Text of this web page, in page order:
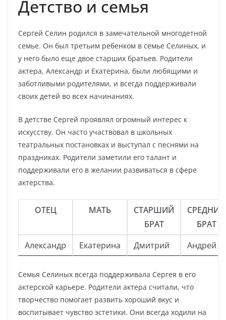
Детство и семья
Сергей Селин родился в замечательной многодетной
семье. Он был третьим ребенком в семье Селиных, и
у него было еще двое старших братьев. Родители
актера, Александр и Екатерина, были любящими и
заботливыми родителями, и всегда поддерживали
своих детей во всех начинаниях.
В детстве Сергей проявлял огромный интерес к
искусству. Он часто участвовал в школьных
театральных постановках и выступал с песнями на
праздниках. Родители заметили его талант и
поддерживали его в желании развиваться в сфере
актерства.
ОТЕЦ МАТЬ
СТАРШИЙ
БРАТ
СРЕДНИЙ
БРАТ
Александр
Екатерина Дмитрий Андрей
Семья Селиных всегда поддерживала Сергея в его
актерской карьере. Родители актера считали, что
творчество помогает развить хороший вкус и
воспитывает чувство эстетики. Они всегда ходили на